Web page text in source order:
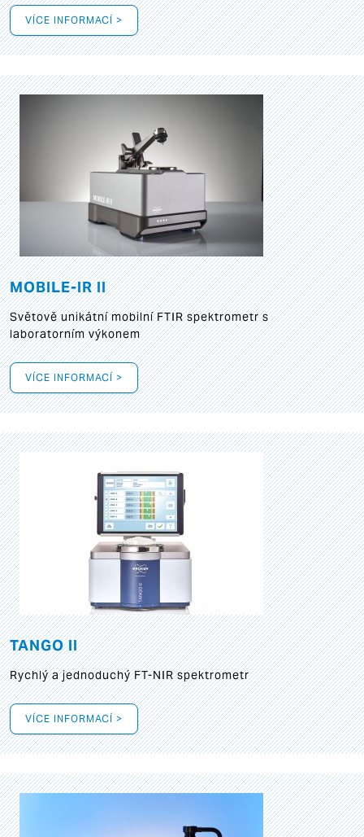
VÍCE INFORMACÍ >
MOBILE-IR II
Světově unikátní mobilní FTIR spektrometr s
laboratorním výkonem
VÍCE INFORMACÍ >
TANGO II
Rychlý a jednoduchý FT-NIR spektrometr
VÍCE INFORMACÍ >